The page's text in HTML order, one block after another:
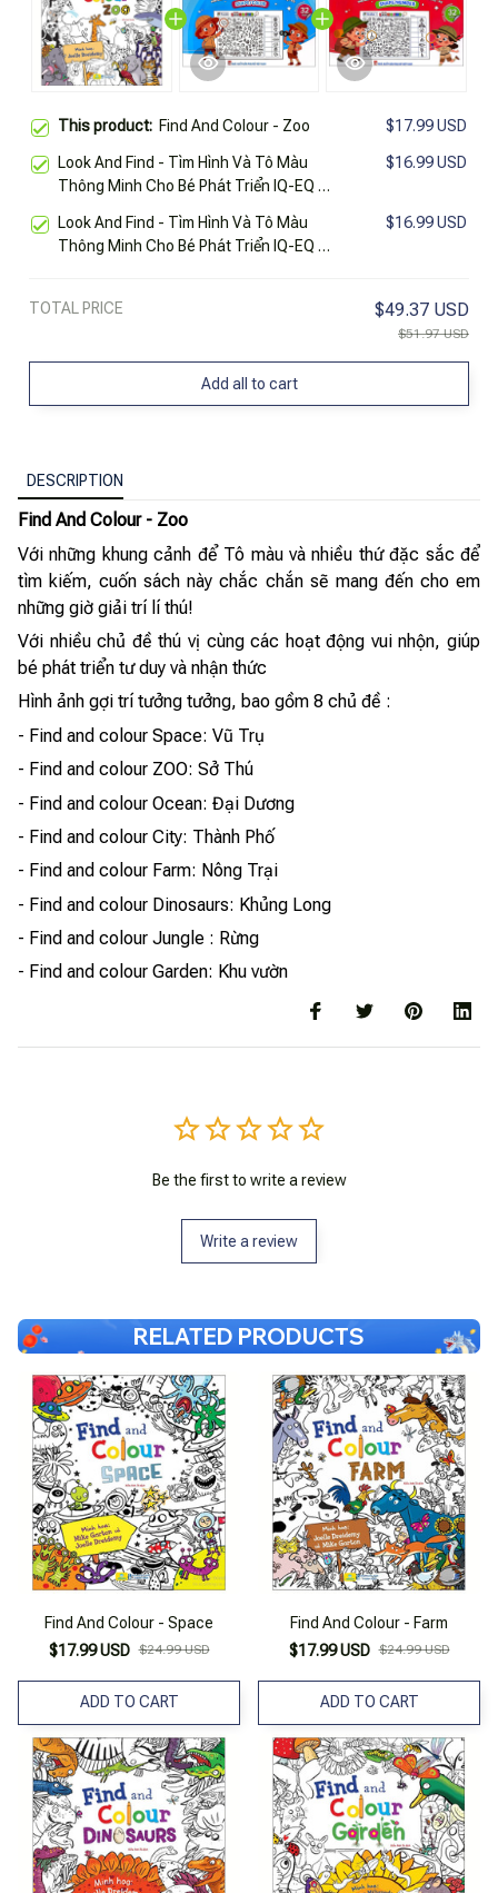
This product: Find And Colour - Zoo $17.99 USD
Look And Find - Tìm Hình Và Tô Màu
Thông Minh Cho Bé Phát Triển IQ-EQ -
$16.99 USD
Look And Find - Tìm Hình Và Tô Màu
Thông Minh Cho Bé Phát Triển IQ-EQ -
$16.99 USD
TOTAL PRICE $49.37 USD
$51.97 USD
Add all to cart
DESCRIPTION
Find And Colour - Zoo
Với những khung cảnh để Tô màu và nhiều thứ đặc sắc để
tìm kiếm, cuốn sách này chắc chắn sẽ mang đến cho em
những giờ giải trí lí thú!
Với nhiều chủ đề thú vị cùng các hoạt động vui nhộn, giúp
bé phát triển tư duy và nhận thức
Hình ảnh gợi trí tưởng tưởng, bao gồm 8 chủ đề :
- Find and colour Space: Vũ Trụ
- Find and colour ZOO: Sở Thú
- Find and colour Ocean: Đại Dương
- Find and colour City: Thành Phố
- Find and colour Farm: Nông Trại
- Find and colour Dinosaurs: Khủng Long
- Find and colour Jungle : Rừng
- Find and colour Garden: Khu vườn
Be the first to write a review
Write a review
RELATED PRODUCTS
Find And Colour - Space
$17.99 USD $24.99 USD
ADD TO CART
Find And Colour - Farm
$17.99 USD $24.99 USD
ADD TO CART